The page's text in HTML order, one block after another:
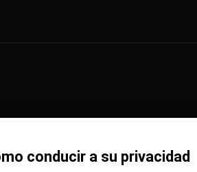
conducir a su privacidad